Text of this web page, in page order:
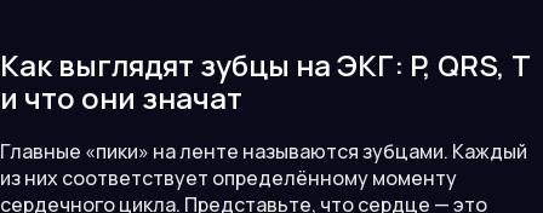
Как выглядят зубцы на ЭКГ: P, QRS, T
и что они значат
Главные «пики» на ленте называются зубцами. Каждый
из них соответствует определённому моменту
сердечного цикла. Представьте, что сердце — это